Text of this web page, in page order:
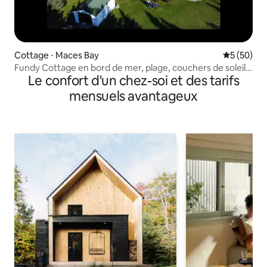
Cottage ⋅ Maces Bay
5 (50)
Fundy Cottage en bord de mer, plage, couchers de soleil,
animaux acceptés
Le confort d'un chez-soi et des tarifs
mensuels avantageux